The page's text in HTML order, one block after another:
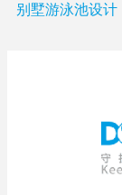
别墅游泳池设计